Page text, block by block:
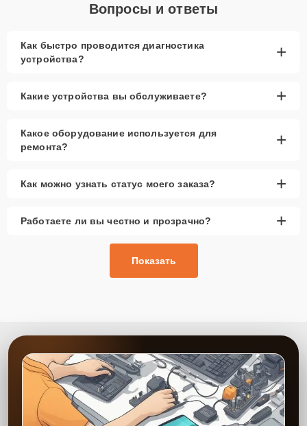
Вопросы и ответы
Как быстро проводится диагностика
устройства?
+
Какие устройства вы обслуживаете? +
Какое оборудование используется для
ремонта?
+
Как можно узнать статус моего заказа? +
Работаете ли вы честно и прозрачно? +
Показать